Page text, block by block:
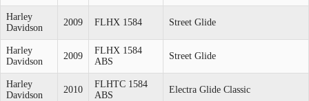
Harley
Davidson
2009 FLHX 1584 Street Glide
Harley
Davidson
2009
FLHX 1584
ABS
Street Glide
Harley
Davidson
2010
FLHTC 1584
ABS
Electra Glide Classic